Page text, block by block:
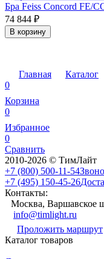
Бра Feiss Concord FE/
74 844 ₽
В корзину
Главная
Каталог
0
Корзина
0
Избранное
0
Сравнить
2010-2026 © ТимЛайт
+7 (800) 500-11-54
+7 (495) 150-45-26
Контакты:
Москва, Варшавское
info@timlight.ru
Проложить маршрут
Каталог товаров